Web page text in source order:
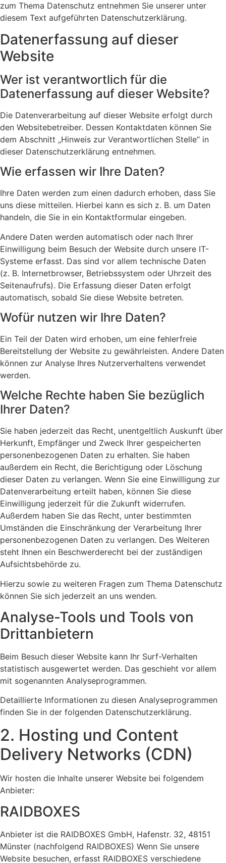
zum Thema Datenschutz entnehmen Sie unserer unter
diesem Text aufgeführten Datenschutzerklärung.
Datenerfassung auf dieser
Website
Wer ist verantwortlich für die
Datenerfassung auf dieser Website?
Die Datenverarbeitung auf dieser Website erfolgt durch
den Websitebetreiber. Dessen Kontaktdaten können Sie
dem Abschnitt „Hinweis zur Verantwortlichen Stelle“ in
dieser Datenschutzerklärung entnehmen.
Wie erfassen wir Ihre Daten?
Ihre Daten werden zum einen dadurch erhoben, dass Sie
uns diese mitteilen. Hierbei kann es sich z. B. um Daten
handeln, die Sie in ein Kontaktformular eingeben.
Andere Daten werden automatisch oder nach Ihrer
Einwilligung beim Besuch der Website durch unsere IT-
Systeme erfasst. Das sind vor allem technische Daten
(z. B. Internetbrowser, Betriebssystem oder Uhrzeit des
Seitenaufrufs). Die Erfassung dieser Daten erfolgt
automatisch, sobald Sie diese Website betreten.
Wofür nutzen wir Ihre Daten?
Ein Teil der Daten wird erhoben, um eine fehlerfreie
Bereitstellung der Website zu gewährleisten. Andere Daten
können zur Analyse Ihres Nutzerverhaltens verwendet
werden.
Welche Rechte haben Sie bezüglich
Ihrer Daten?
Sie haben jederzeit das Recht, unentgeltlich Auskunft über
Herkunft, Empfänger und Zweck Ihrer gespeicherten
personenbezogenen Daten zu erhalten. Sie haben
außerdem ein Recht, die Berichtigung oder Löschung
dieser Daten zu verlangen. Wenn Sie eine Einwilligung zur
Datenverarbeitung erteilt haben, können Sie diese
Einwilligung jederzeit für die Zukunft widerrufen.
Außerdem haben Sie das Recht, unter bestimmten
Umständen die Einschränkung der Verarbeitung Ihrer
personenbezogenen Daten zu verlangen. Des Weiteren
steht Ihnen ein Beschwerderecht bei der zuständigen
Aufsichtsbehörde zu.
Hierzu sowie zu weiteren Fragen zum Thema Datenschutz
können Sie sich jederzeit an uns wenden.
Analyse-Tools und Tools von
Dritt­anbietern
Beim Besuch dieser Website kann Ihr Surf-Verhalten
statistisch ausgewertet werden. Das geschieht vor allem
mit sogenannten Analyseprogrammen.
Detaillierte Informationen zu diesen Analyseprogrammen
finden Sie in der folgenden Datenschutzerklärung.
2. Hosting und Content
Delivery Networks (CDN)
Wir hosten die Inhalte unserer Website bei folgendem
Anbieter:
RAIDBOXES
Anbieter ist die RAIDBOXES GmbH, Hafenstr. 32, 48151
Münster (nachfolgend RAIDBOXES) Wenn Sie unsere
Website besuchen, erfasst RAIDBOXES verschiedene